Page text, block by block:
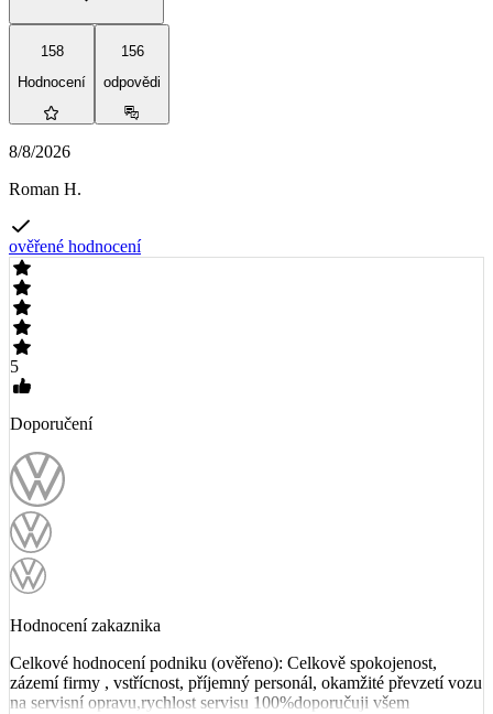
158
Hodnocení
156
odpovědi
8/8/2026
Roman H.
ověřené hodnocení
5
Doporučení
Hodnocení zakaznika
Celkové hodnocení podniku (ověřeno): Celkově spokojenost,
zázemí firmy , vstřícnost, příjemný personál, okamžité převzetí vozu
na servisní opravu,rychlost servisu 100%doporučuji všem